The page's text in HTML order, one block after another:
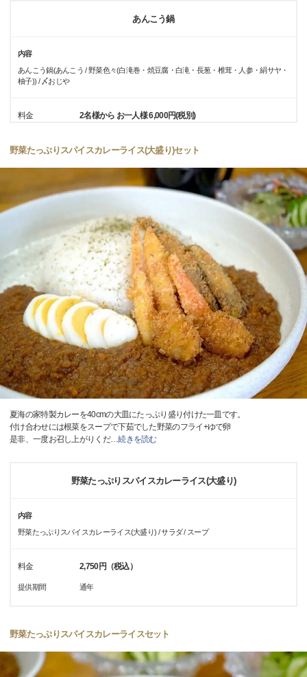
あんこう鍋
内容
あんこう鍋(あんこう / 野菜色々(白滝巻・焼豆腐・白滝・長葱・椎茸・人参・絹サヤ・
柚子)) / 〆おじや
料金 2名様から お一人様 6,000円(税別)
野菜たっぷりスパイスカレーライス(大盛り)セット
夏海の家特製カレーを40cmの大皿にたっぷり盛り付けた一皿です。
付け合わせには根菜をスープで下茹でした野菜のフライ+ゆで卵
是非、一度お召し上がりくだ…続きを読む
野菜たっぷりスパイスカレーライス(大盛り)
内容
野菜たっぷりスパイスカレーライス(大盛り) / サラダ / スープ
料金 2,750円（税込）
提供期間 通年
野菜たっぷりスパイスカレーライスセット